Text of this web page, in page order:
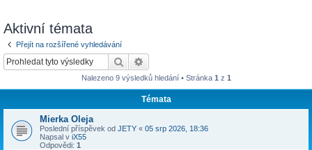
Aktivní témata
Přejít na rozšířené vyhledávání
Hledat
Nalezeno 9 výsledků hledání • Stránka 1 z 1
Témata
Mierka Oleja
Poslední příspěvek od JETY « 05 srp 2026, 18:36
Napsal v iX55
Odpovědi: 1